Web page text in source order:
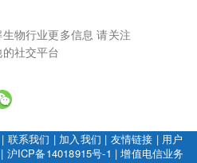
物行业更多信息 请关注
社交平台
| 联系我们 | 加入我们 | 友情链接 | 用户
| 沪ICP备14018915号-1 |增值电信业务